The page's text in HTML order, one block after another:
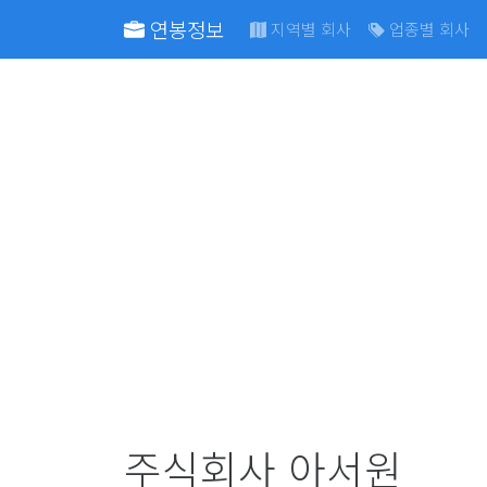
연봉정보 지역별 회사 업종별 회사
주식회사 아서원